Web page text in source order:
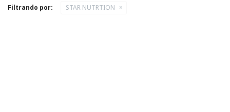
Filtrando por: STAR NUTRTION
Higiene y Bienestar